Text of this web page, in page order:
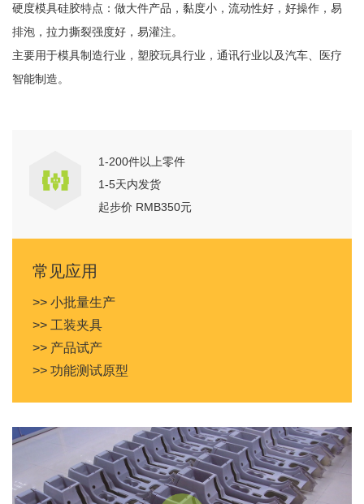
硬度模具硅胶特点：做大件产品，黏度小，流动性好，好操作，易
排泡，拉力撕裂强度好，易灌注。
主要用于模具制造行业，塑胶玩具行业，通讯行业以及汽车、医疗
智能制造。
1-200件以上零件
1-5天内发货
起步价 RMB350元
常见应用
>> 小批量生产
>> 工装夹具
>> 产品试产
>> 功能测试原型